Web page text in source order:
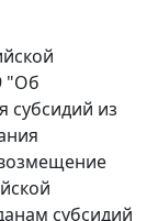
"Об
субсидий из
субсидий